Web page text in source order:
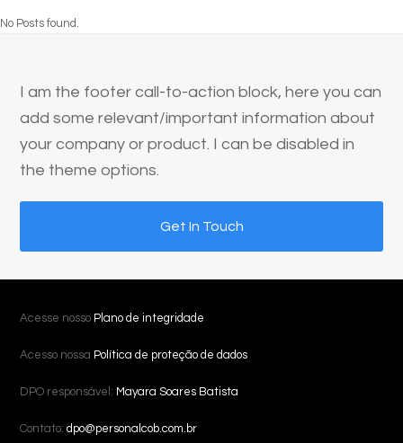
No Posts found.
I am the footer call-to-action block, here you can
add some relevant/important information about
your company or product. I can be disabled in
the theme options.
Get In Touch
Acesse nosso Plano de integridade
Acesso nossa Política de proteção de dados
DPO responsável: Mayara Soares Batista
Contato:dpo@personalcob.com.br